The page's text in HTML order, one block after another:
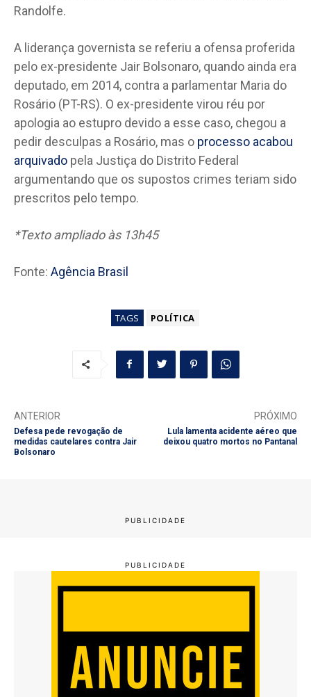
Randolfe.
A liderança governista se referiu a ofensa proferida
pelo ex-presidente Jair Bolsonaro, quando ainda era
deputado, em 2014, contra a parlamentar Maria do
Rosário (PT-RS). O ex-presidente virou réu por
apologia ao estupro devido a esse caso, chegou a
pedir desculpas a Rosário, mas o processo acabou
arquivado pela Justiça do Distrito Federal
argumentando que os supostos crimes teriam sido
prescritos pelo tempo.
*Texto ampliado às 13h45
Fonte: Agência Brasil
TAGS POLÍTICA
ANTERIOR
Defesa pede revogação de
medidas cautelares contra Jair
Bolsonaro
PRÓXIMO
Lula lamenta acidente aéreo que
deixou quatro mortos no Pantanal